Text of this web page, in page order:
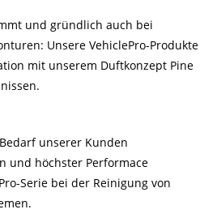
und gründlich auch bei
Unsere VehiclePro-Produkte
mit unserem Duftkonzept Pine
unserer Kunden
und höchster Performace
Serie bei der Reinigung von